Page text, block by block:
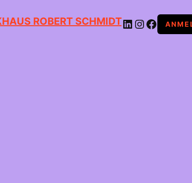
ROBERT SCHMIDTLINKEDIN INSTAGRAMFACEBOOK